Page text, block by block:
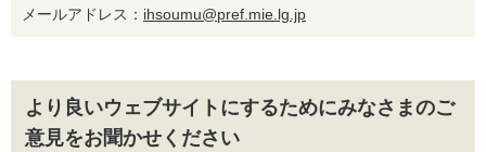
メールアドレス： ihsoumu@pref.mie.lg.jp
より良いウェブサイトにするためにみなさまのご
意見をお聞かせください